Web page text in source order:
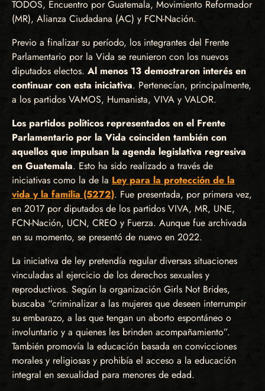
TODOS, Encuentro por Guatemala, Movimiento Reformador
(MR), Alianza Ciudadana (AC) y FCN-Nación.
Previo a finalizar su período, los integrantes del Frente
Parlamentario por la Vida se reunieron con los nuevos
diputados electos. Al menos 13 demostraron interés en
continuar con esta iniciativa. Pertenecían, principalmente,
a los partidos VAMOS, Humanista, VIVA y VALOR.
Los partidos políticos representados en el Frente
Parlamentario por la Vida coinciden también con
aquellos que impulsan la agenda legislativa regresiva
en Guatemala. Esto ha sido realizado a través de
iniciativas como la de la Ley para la protección de la
vida y la familia (5272). Fue presentada, por primera vez,
en 2017 por diputados de los partidos VIVA, MR, UNE,
FCN-Nación, UCN, CREO y Fuerza. Aunque fue archivada
en su momento, se presentó de nuevo en 2022.
La iniciativa de ley pretendía regular diversas situaciones
vinculadas al ejercicio de los derechos sexuales y
reproductivos. Según la organización Girls Not Brides,
buscaba “criminalizar a las mujeres que deseen interrumpir
su embarazo, a las que tengan un aborto espontáneo o
involuntario y a quienes les brinden acompañamiento”.
También promovía la educación basada en convicciones
morales y religiosas y prohibía el acceso a la educación
integral en sexualidad para menores de edad.